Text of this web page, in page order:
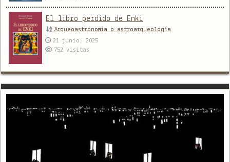
El libro perdido de Enki
Arqueoastronomía o astroarqueología
21 junio, 2025
752visitas